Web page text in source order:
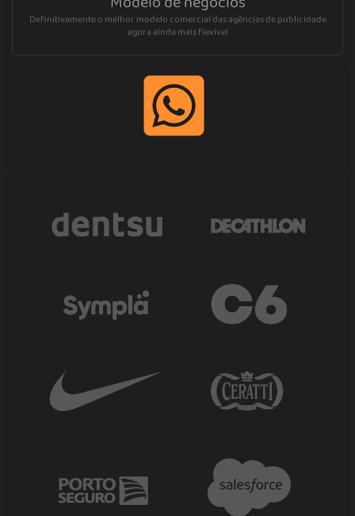
Definitivamente o melhor modelo comercial das agências de publicidade
agora ainda mais flexível